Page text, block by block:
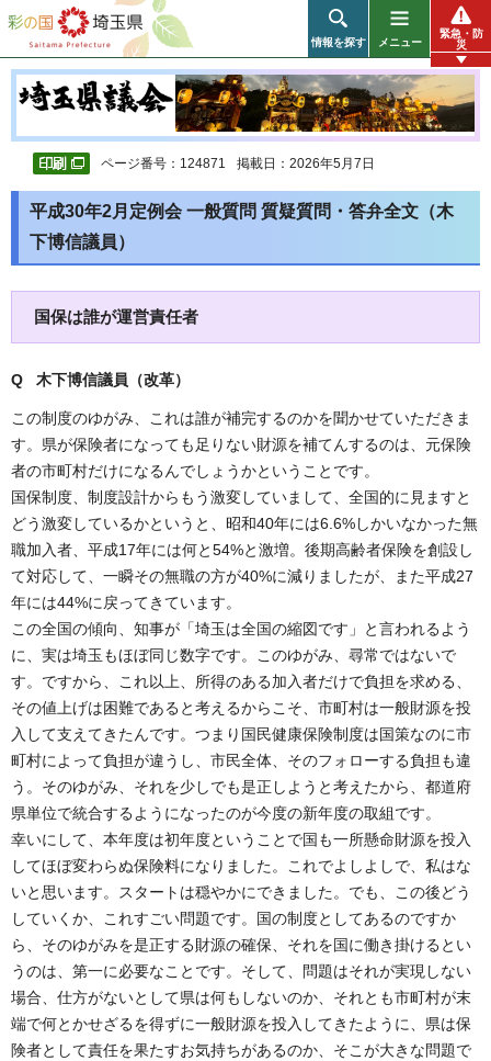
彩の国 埼玉県
情報を探す メニュー
緊急・防
災
ページ番号：124871 掲載日：2026年5月7日
平成30年2月定例会 一般質問 質疑質問・答弁全文（木
下博信議員）
国保は誰が運営責任者
Q 木下博信議員（改革）
この制度のゆがみ、これは誰が補完するのかを聞かせていただきま
す。県が保険者になっても足りない財源を補てんするのは、元保険
者の市町村だけになるんでしょうかということです。
国保制度、制度設計からもう激変していまして、全国的に見ますと
どう激変しているかというと、昭和40年には6.6%しかいなかった無
職加入者、平成17年には何と54%と激増。後期高齢者保険を創設し
て対応して、一瞬その無職の方が40%に減りましたが、また平成27
年には44%に戻ってきています。
この全国の傾向、知事が「埼玉は全国の縮図です」と言われるよう
に、実は埼玉もほぼ同じ数字です。このゆがみ、尋常ではないで
す。ですから、これ以上、所得のある加入者だけで負担を求める、
その値上げは困難であると考えるからこそ、市町村は一般財源を投
入して支えてきたんです。つまり国民健康保険制度は国策なのに市
町村によって負担が違うし、市民全体、そのフォローする負担も違
う。そのゆがみ、それを少しでも是正しようと考えたから、都道府
県単位で統合するようになったのが今度の新年度の取組です。
幸いにして、本年度は初年度ということで国も一所懸命財源を投入
してほぼ変わらぬ保険料になりました。これでよしよしで、私はな
いと思います。スタートは穏やかにできました。でも、この後どう
していくか、これすごい問題です。国の制度としてあるのですか
ら、そのゆがみを是正する財源の確保、それを国に働き掛けるとい
うのは、第一に必要なことです。そして、問題はそれが実現しない
場合、仕方がないとして県は何もしないのか、それとも市町村が末
端で何とかせざるを得ずに一般財源を投入してきたように、県は保
険者として責任を果たすお気持ちがあるのか、そこが大きな問題で